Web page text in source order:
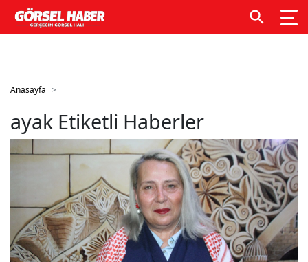
GTM kodunuzu buraya ekleyin
GTM kodunuzu buraya
ekleyin
Anasayfa
ayak Etiketli Haberler